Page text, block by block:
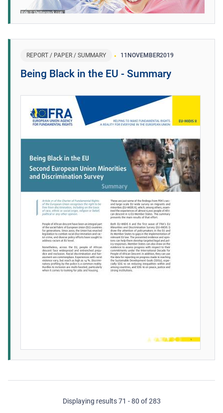
REPORT / PAPER / SUMMARY 11NOVEMBER2019
Being Black in the EU - Summary
Displaying results 71 - 80 of 283